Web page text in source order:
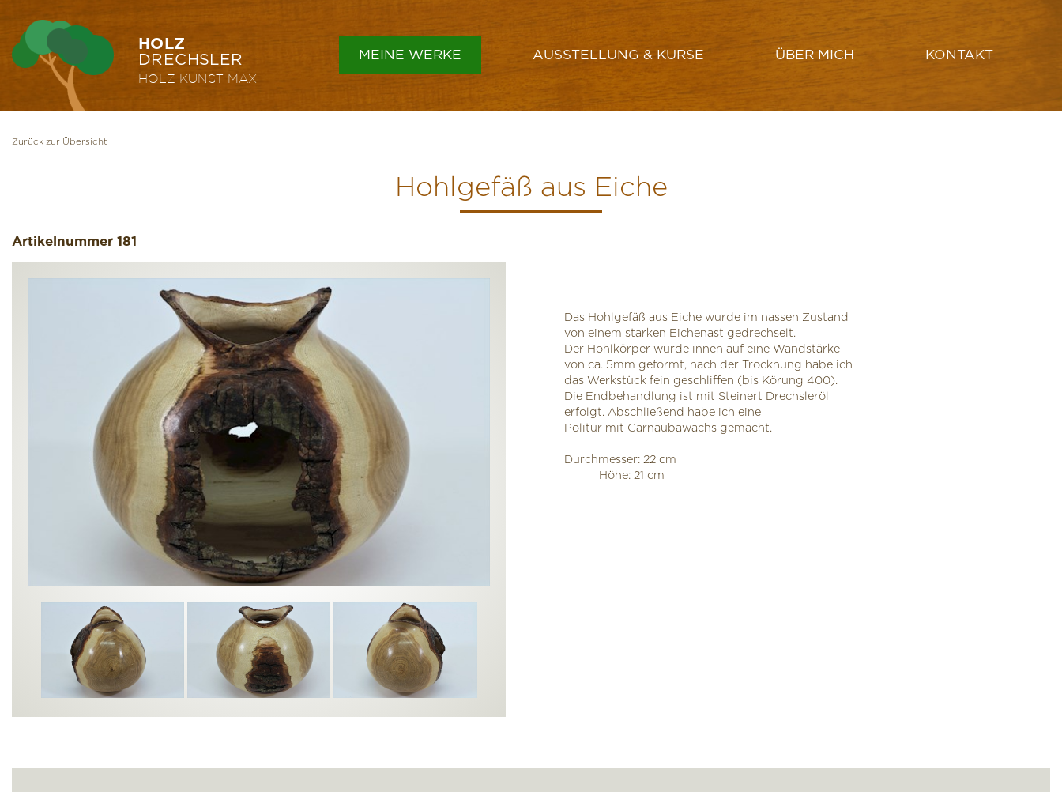
HOLZ
DRECHSLER
HOLZ KUNST MAX
MEINE WERKE AUSSTELLUNG & KURSE ÜBER MICH KONTAKT
Zurück zur Übersicht
Hohlgefäß aus Eiche
Artikelnummer 181
Das Hohlgefäß aus Eiche wurde im nassen Zustand
von einem starken Eichenast gedrechselt.
Der Hohlkörper wurde innen auf eine Wandstärke
von ca. 5mm geformt, nach der Trocknung habe ich
das Werkstück fein geschliffen (bis Körung 400).
Die Endbehandlung ist mit Steinert Drechsleröl
erfolgt. Abschließend habe ich eine
Politur mit Carnaubawachs gemacht.
Durchmesser: 22 cm
Höhe: 21 cm